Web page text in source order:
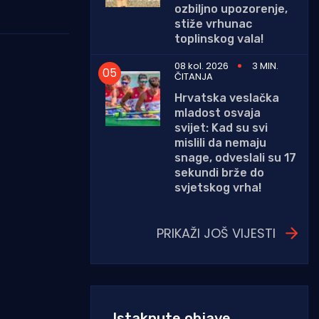
ozbiljno upozorenje,
stiže vrhunac
toplinskog vala!
08 kol. 2026
3 MIN.
ČITANJA
Hrvatska veslačka
mladost osvaja
svijet: Kad su svi
mislili da nemaju
snage, odveslali su 17
sekundi brže do
svjetskog vrha!
PRIKAŽI JOŠ VIJESTI